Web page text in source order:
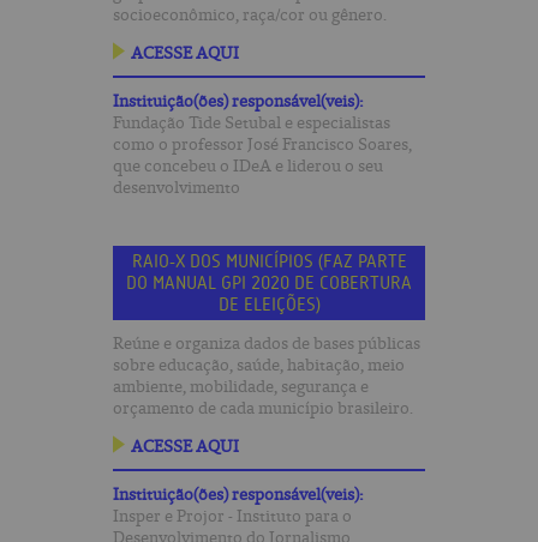
socioeconômico, raça/cor ou gênero.
ACESSE AQUI
Instituição(ões) responsável(veis):
Fundação Tide Setubal e especialistas
como o professor José Francisco Soares,
que concebeu o IDeA e liderou o seu
desenvolvimento
RAIO-X DOS MUNICÍPIOS (FAZ PARTE
DO MANUAL GPI 2020 DE COBERTURA
DE ELEIÇÕES)
Reúne e organiza dados de bases públicas
sobre educação, saúde, habitação, meio
ambiente, mobilidade, segurança e
orçamento de cada município brasileiro.
ACESSE AQUI
Instituição(ões) responsável(veis):
Insper e Projor - Instituto para o
Desenvolvimento do Jornalismo